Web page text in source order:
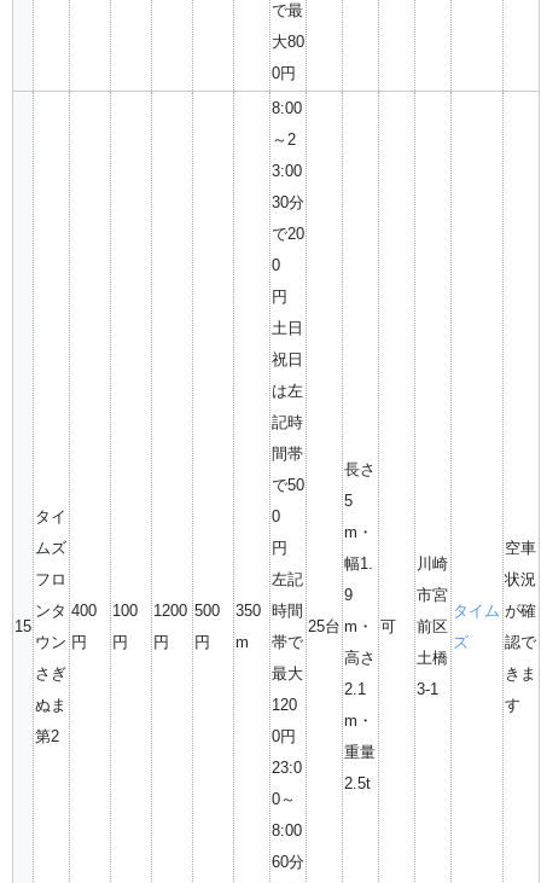
で最
大80
0円
15
タイ
ムズ
フロ
ンタ
ウン
さぎ
ぬま
第2
400
円
100
円
1200
円
500
円
350
m
8:00
～2
3:00
30分
で20
0
円
土日
祝日
は左
記時
間帯
で50
0
円
左記
時間
帯で
最大
120
0円
23:0
0～
8:00
60分
25台
長さ
5
m・
幅1.
9
m・
高さ
2.1
m・
重量
2.5t
可
川崎
市宮
前区
土橋
3-1
タイム
ズ
空車
状況
が確
認で
きま
す